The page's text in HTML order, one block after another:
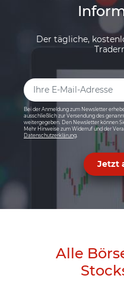
Der tägliche,
Bei der Anmeldung zum Newsletter
ausschließlich zur Versendung des
weitergegeben. Den Newsletter können
Mehr Hinweise zum Widerruf und der
Datenschutzerklärung.
Jetzt
Alle